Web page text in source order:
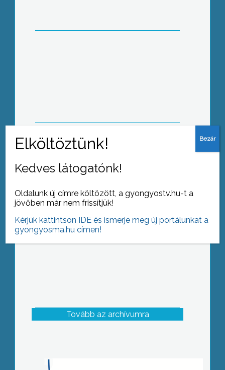
Lehet-e élhető életet élni a mai kis
falvakban Magyarországon?”- erre
fiatalságnak az Aparhant című filmben
Tovább az archívumra
Kedves látogatónk!
Oldalunk új címre költözött, a gyongyostv.hu-t a
jövőben már nem frissítjük!
Kérjük kattintson IDE és ismerje meg új portálunkat a
gyongyosma.hu címen!